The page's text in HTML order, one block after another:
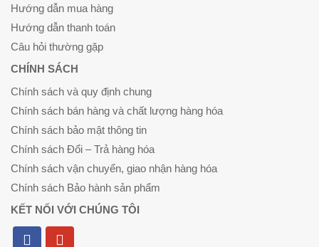
Hướng dẫn mua hàng
Hướng dẫn thanh toán
Câu hỏi thường gặp
CHÍNH SÁCH
Chính sách và quy định chung
Chính sách bán hàng và chất lượng hàng hóa
Chính sách bảo mật thông tin
Chính sách Đổi – Trả hàng hóa
Chính sách vận chuyển, giao nhận hàng hóa
Chính sách Bảo hành sản phẩm
KẾT NỐI VỚI CHÚNG TÔI